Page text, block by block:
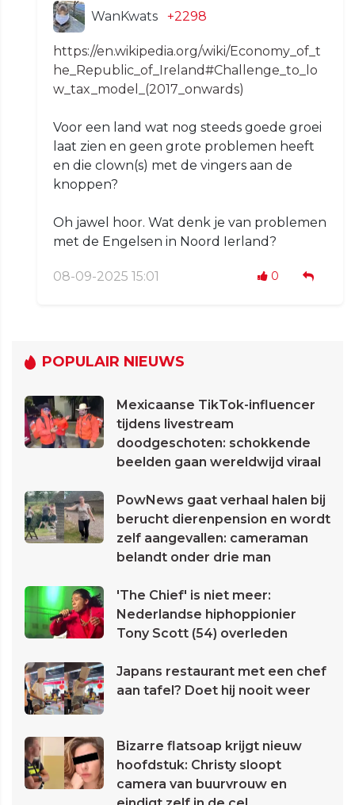
WanKwats +2298
https://en.wikipedia.org/wiki/Economy_of_t
he_Republic_of_Ireland#Challenge_to_lo
w_tax_model_(2017_onwards)
Voor een land wat nog steeds goede groei
laat zien en geen grote problemen heeft
en die clown(s) met de vingers aan de
knoppen?
Oh jawel hoor. Wat denk je van problemen
met de Engelsen in Noord Ierland?
08-09-2025 15:01 0
POPULAIR NIEUWS
Mexicaanse TikTok-influencer
tijdens livestream
doodgeschoten: schokkende
beelden gaan wereldwijd viraal
PowNews gaat verhaal halen bij
berucht dierenpension en wordt
zelf aangevallen: cameraman
belandt onder drie man
'The Chief' is niet meer:
Nederlandse hiphoppionier
Tony Scott (54) overleden
Japans restaurant met een chef
aan tafel? Doet hij nooit weer
Bizarre flatsoap krijgt nieuw
hoofdstuk: Christy sloopt
camera van buurvrouw en